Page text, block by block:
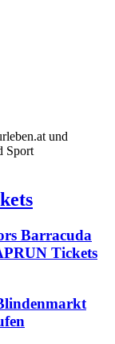
und
Sport
Barracuda
Tickets